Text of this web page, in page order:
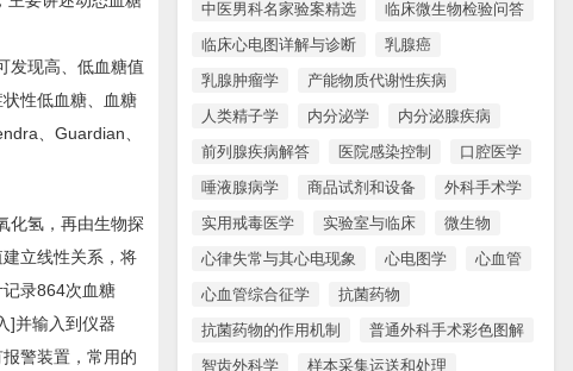
中医男科名家验案精选
临床微生物检验问答
临床心电图详解与诊断
乳腺癌
乳腺肿瘤学
产能物质代谢性疾病
人类精子学
内分泌学
内分泌腺疾病
前列腺疾病解答
医院感染控制
口腔医学
唾液腺病学
商品试剂和设备
外科手术学
实用戒毒医学
实验室与临床
微生物
心律失常与其心电现象
心电图学
心血管
心血管综合征学
抗菌药物
抗菌药物的作用机制
普通外科手术彩色图解
智齿外科学
样本采集运送和处理
发现高、低血糖值
性低血糖、血糖
、Guardian、
化氢，再由生物探
立线性关系，将
录864次血糖
]并输入到仪器
警装置，常用的